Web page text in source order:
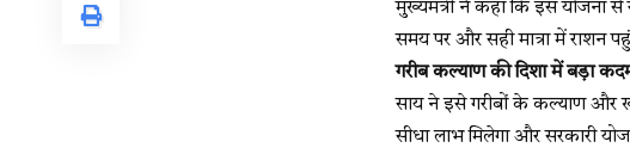
मुख्यमंत्री ने कहा कि इस योजना से
समय पर और सही मात्रा में राशन
गरीब कल्याण की दिशा में बड़ा
साय ने इसे गरीबों के कल्याण और
सीधा लाभ मिलेगा और सरकारी